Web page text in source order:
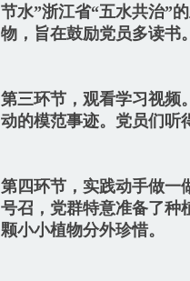
节水”浙江省“五水共治”
物，旨在鼓励党员多读书
第三环节，观看学习视频
动的模范事迹。党员们听
第四环节，实践动手做一
号召，党群特意准备了种
颗小小植物分外珍惜。